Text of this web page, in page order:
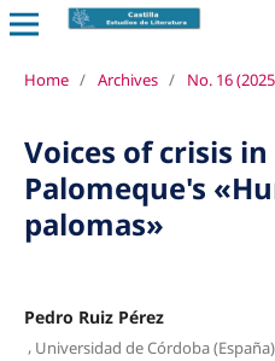
Home / Archives / No. 16
Voices of crisis
Palomeque's
palomas»
Pedro Ruiz Pérez
, Universidad de Córdoba (España)